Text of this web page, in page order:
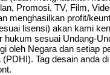
Promosi, TV, Film,
menghasilkan profit/
lisensi) akan kami
sesuai Undang-
oleh Negara dan setiap
Tag desain anda